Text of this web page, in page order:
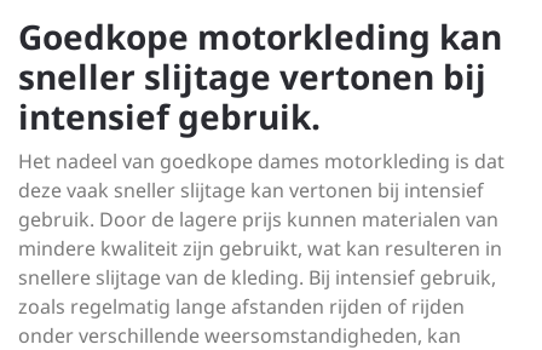
Goedkope motorkleding kan
sneller slijtage vertonen bij
intensief gebruik.
Het nadeel van goedkope dames motorkleding is dat
deze vaak sneller slijtage kan vertonen bij intensief
gebruik. Door de lagere prijs kunnen materialen van
mindere kwaliteit zijn gebruikt, wat kan resulteren in
snellere slijtage van de kleding. Bij intensief gebruik,
zoals regelmatig lange afstanden rijden of rijden
onder verschillende weersomstandigheden, kan